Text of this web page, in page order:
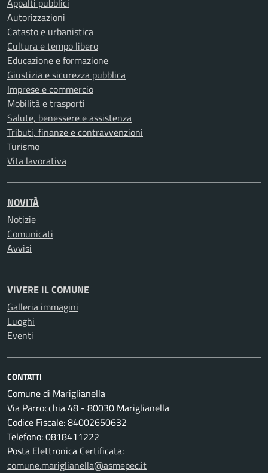
Appalti pubblici
Autorizzazioni
Catasto e urbanistica
Cultura e tempo libero
Educazione e formazione
Giustizia e sicurezza pubblica
Imprese e commercio
Mobilità e trasporti
Salute, benessere e assistenza
Tributi, finanze e contravvenzioni
Turismo
Vita lavorativa
NOVITÀ
Notizie
Comunicati
Avvisi
VIVERE IL COMUNE
Galleria immagini
Luoghi
Eventi
CONTATTI
Comune di Mariglianella
Via Parrocchia 48 - 80030 Mariglianella
Codice Fiscale: 84002650632
Telefono: 0818411222
Posta Elettronica Certificata:
comune.mariglianella@asmepec.it